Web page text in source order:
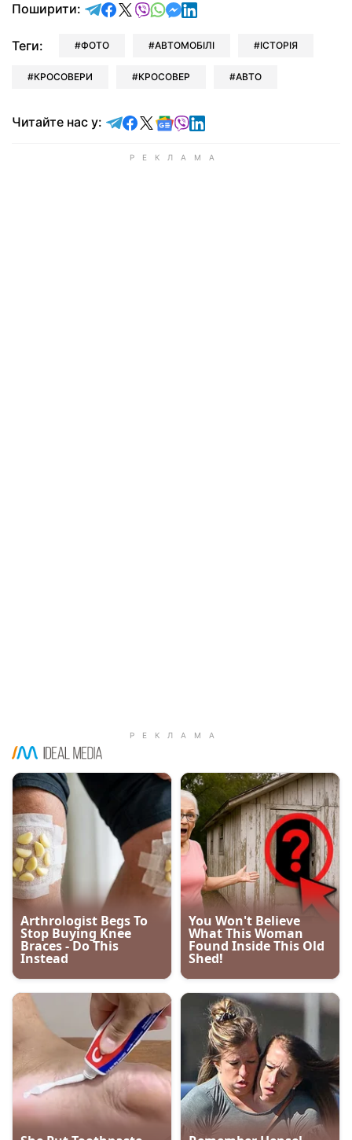
Поширити: відправити у Telegram
поділитись у Facebook
поділитись у X
відправити у Viber
відправити у Whatsapp
відправити у Messenger
відправити у LinkedIn
Теги: ФОТО АВТОМОБІЛІ ІСТОРІЯ
КРОСОВЕРИ КРОСОВЕР АВТО
Читайте нас у: Читайте у Telegram
Читайте у Facebook
Читайте у X
Читайте у Google news
Читайте у Viber
Читайте у LinkedIn